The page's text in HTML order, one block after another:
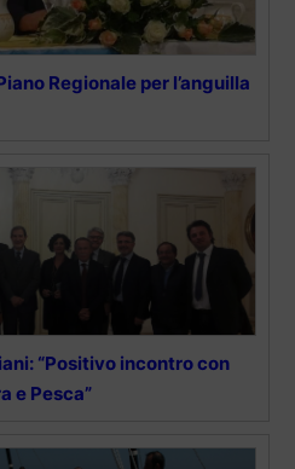
Regionale per l’anguilla
“Positivo incontro con
e Pesca”